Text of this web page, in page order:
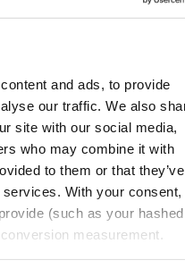
and ads, to provide
our traffic. We also
site with our social media,
who may combine it with
to them or that they’ve
With your consent,
(such as your hashed
measurement.